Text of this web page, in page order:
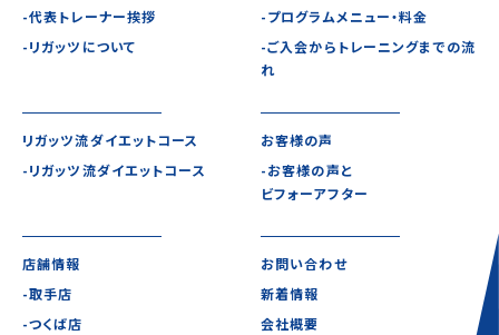
-代表トレーナー挨拶
-リガッツについて
-プログラムメニュー・料金
-ご入会からトレーニングまでの流
れ
リガッツ流ダイエットコース
-リガッツ流ダイエットコース
お客様の声
-お客様の声と
ビフォーアフター
店舗情報
-取手店
-つくば店
お問い合わせ
新着情報
会社概要